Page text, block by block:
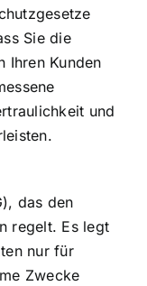
Sie die
Ihren Kunden
und
das den
regelt. Es legt
nur für
Zwecke